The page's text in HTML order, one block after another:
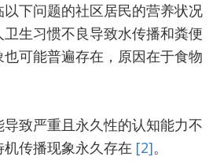
下问题的社区居民的营养状况
生习惯不良导致水传播和粪便
可能普遍存在，原因在于食物
致严重且永久性的认知能力不
传播现象永久存在 [2]。